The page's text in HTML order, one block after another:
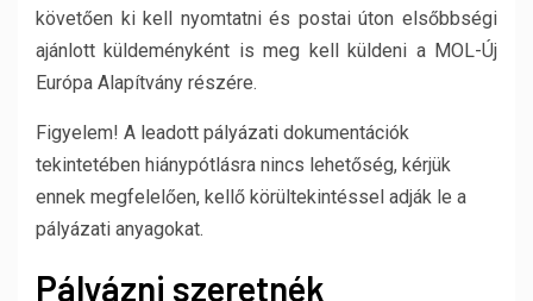
követően ki kell nyomtatni és postai úton elsőbbségi
ajánlott küldeményként is meg kell küldeni a MOL-Új
Európa Alapítvány részére.
Figyelem! A leadott pályázati dokumentációk
tekintetében hiánypótlásra nincs lehetőség, kérjük
ennek megfelelően, kellő körültekintéssel adják le a
pályázati anyagokat.
Pályázni szeretnék